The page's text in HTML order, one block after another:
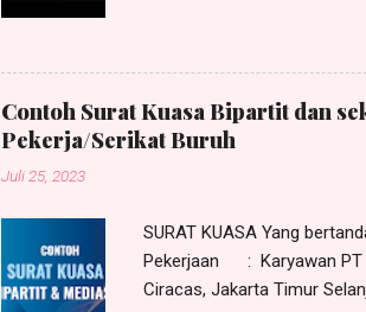
mengajukan eksepsi
actor sequitor forum rei ,
Karenanya menurut
perkara/gugatan yang
sesuai alamat hukum
Contoh Surat Kuasa Bipartit dan
Pekerja/Serikat Buruh
Juli 25, 2023
SURAT KUASA Yang
Pekerjaan : Karyawan
Ciracas, Jakarta Timur